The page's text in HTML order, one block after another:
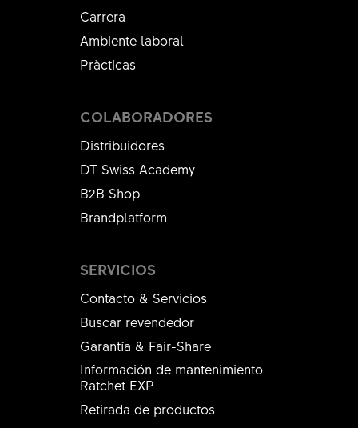
Carrera
Ambiente laboral
Pràcticas
SERVICIOS
Contacto & Servicios
Buscar revendedor
Garantía & Fair-Share
Información de mantenimiento
Ratchet EXP
Retirada de productos
COLABORADORES
Distribuidores
DT Swiss Academy
B2B Shop
Brandplatform